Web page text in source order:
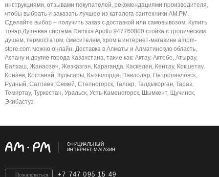
инструкциями, отзывами покупателей, рекомендациями производителя,
чтобы выбрать и заказать лучшее из каталога сантехники AM.PM.
Сделайте выбор – получить заказ с доставкой или самовывозом. Купить
товар Душевая система Damixa Apollo 947760000 стойка с тропическим
душем, термостатом, смесителем, хром в интернет-магазине ampm-
store.com можно онлайн. Доставка в Алматы и Алматинскую область,
Астану и другие города Казахстана, такие как: Актау, Актобе, Атырау,
Балхаш, Жанаозен, Жезказган, Караганда, Каскелен, Кентау, Кокшетау,
Конаев, Костанай, Кульсары, Кызылорда, Павлодар, Петропавловск,
Рудный, Сатпаев, Семей, Степногорск, Талгар, Талдыкорган, Тараз,
Темиртау, Туркестан, Уральск, Усть-Каменогорск, Шымкент, Щучинск,
Экибастуз
ОФИЦИАЛЬНЫЙ
ИНТЕРНЕТ-МАГАЗИН
+7 747 095 15 49
Пожаловаться